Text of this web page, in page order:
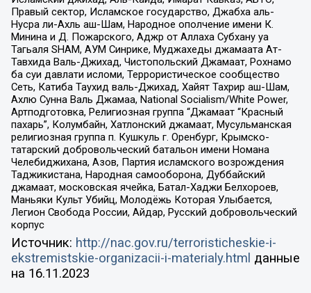
Правый сектор, Исламское государство, Джабха аль-
Нусра ли-Ахль аш-Шам, Народное ополчение имени К.
Минина и Д. Пожарского, Аджр от Аллаха Субхану уа
Тагьаля SHAM, АУМ Синрике, Муджахеды джамаата Ат-
Тавхида Валь-Джихад, Чистопольский Джамаат, Рохнамо
ба суи давлати исломи, Террористическое сообщество
Сеть, Катиба Таухид валь-Джихад, Хайят Тахрир аш-Шам,
Ахлю Сунна Валь Джамаа, National Socialism/White Power,
Артподготовка, Религиозная группа “Джамаат “Красный
пахарь”, Колумбайн, Хатлонский джамаат, Мусульманская
религиозная группа п. Кушкуль г. Оренбург, Крымско-
татарский добровольческий батальон имени Номана
Челебиджихана, Азов, Партия исламского возрождения
Таджикистана, Народная самооборона, Дуббайский
джамаат, московская ячейка, Батал-Хаджи Белхороев,
Маньяки Культ Убийц, Молодёжь Которая Улыбается,
Легион Свобода России, Айдар, Русский добровольческий
корпус
Источник: http://nac.gov.ru/terroristicheskie-i-
ekstremistskie-organizacii-i-materialy.html данные
на 16.11.2023